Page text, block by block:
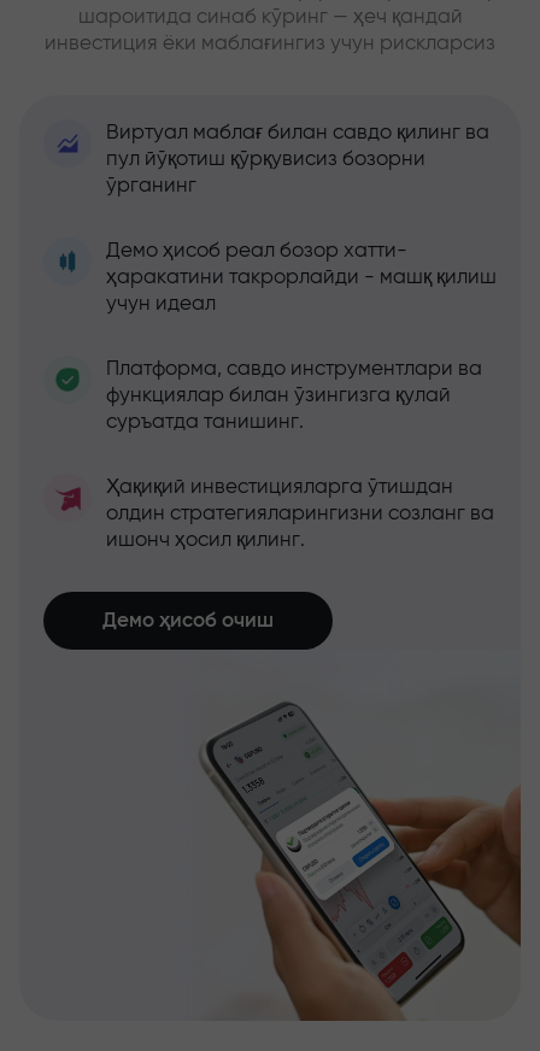
шароитида синаб кўринг — ҳеч қандай
инвестиция ёки маблағингиз учун рискларсиз
Виртуал маблағ билан савдо қилинг ва
пул йўқотиш қўрқувисиз бозорни
ўрганинг
Демо ҳисоб реал бозор хатти-
ҳаракатини такрорлайди - машқ қилиш
учун идеал
Платформа, савдо инструментлари ва
функциялар билан ўзингизга қулай
суръатда танишинг.
Ҳақиқий инвестицияларга ўтишдан
олдин стратегияларингизни созланг ва
ишонч ҳосил қилинг.
Демо ҳисоб очиш